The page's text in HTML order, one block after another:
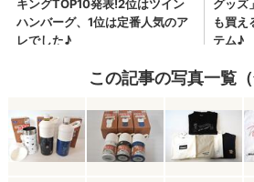
この記事の写真一覧（